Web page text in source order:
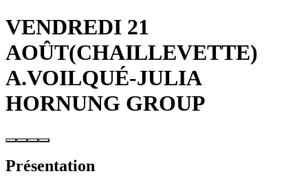
VENDREDI 21
AOÛT(CHAILLEVETTE)
A.VOILQUÉ-JULIA
HORNUNG GROUP
Présentation